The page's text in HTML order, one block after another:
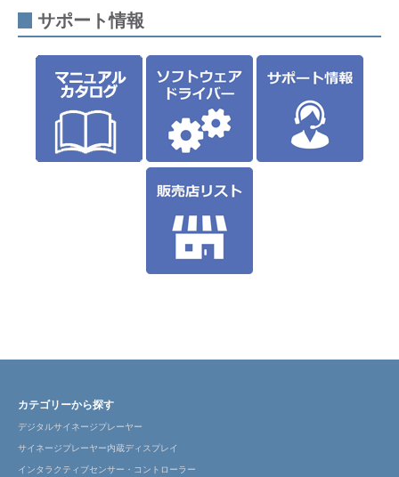
サポート情報
カテゴリーから探す
デジタルサイネージプレーヤー
サイネージプレーヤー内蔵ディスプレイ
インタラクティブセンサー・コントローラー